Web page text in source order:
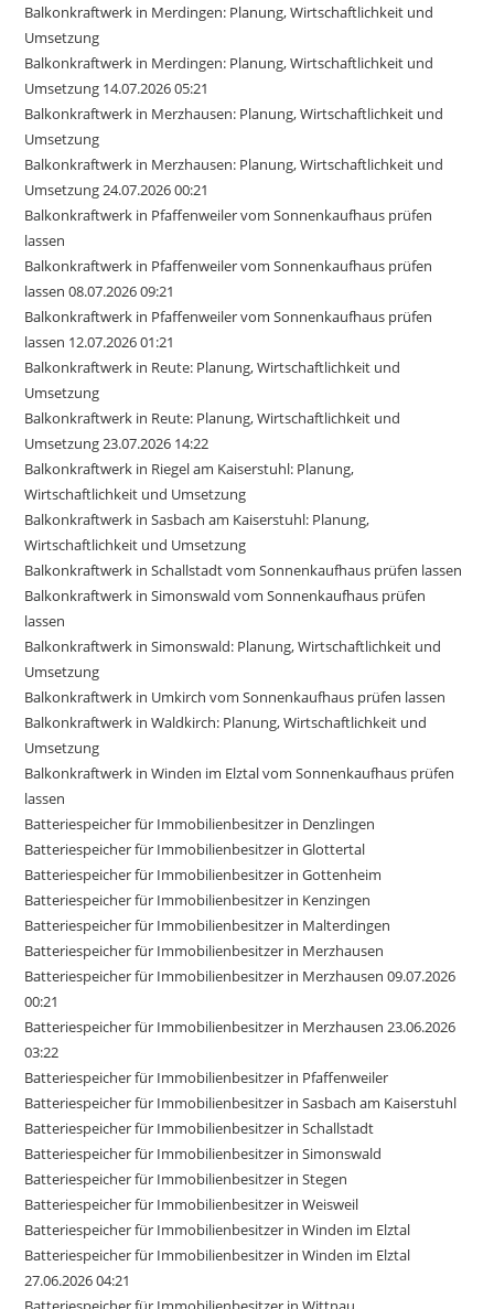
Balkonkraftwerk in Merdingen: Planung, Wirtschaftlichkeit und
Umsetzung
Balkonkraftwerk in Merdingen: Planung, Wirtschaftlichkeit und
Umsetzung 14.07.2026 05:21
Balkonkraftwerk in Merzhausen: Planung, Wirtschaftlichkeit und
Umsetzung
Balkonkraftwerk in Merzhausen: Planung, Wirtschaftlichkeit und
Umsetzung 24.07.2026 00:21
Balkonkraftwerk in Pfaffenweiler vom Sonnenkaufhaus prüfen
lassen
Balkonkraftwerk in Pfaffenweiler vom Sonnenkaufhaus prüfen
lassen 08.07.2026 09:21
Balkonkraftwerk in Pfaffenweiler vom Sonnenkaufhaus prüfen
lassen 12.07.2026 01:21
Balkonkraftwerk in Reute: Planung, Wirtschaftlichkeit und
Umsetzung
Balkonkraftwerk in Reute: Planung, Wirtschaftlichkeit und
Umsetzung 23.07.2026 14:22
Balkonkraftwerk in Riegel am Kaiserstuhl: Planung,
Wirtschaftlichkeit und Umsetzung
Balkonkraftwerk in Sasbach am Kaiserstuhl: Planung,
Wirtschaftlichkeit und Umsetzung
Balkonkraftwerk in Schallstadt vom Sonnenkaufhaus prüfen lassen
Balkonkraftwerk in Simonswald vom Sonnenkaufhaus prüfen
lassen
Balkonkraftwerk in Simonswald: Planung, Wirtschaftlichkeit und
Umsetzung
Balkonkraftwerk in Umkirch vom Sonnenkaufhaus prüfen lassen
Balkonkraftwerk in Waldkirch: Planung, Wirtschaftlichkeit und
Umsetzung
Balkonkraftwerk in Winden im Elztal vom Sonnenkaufhaus prüfen
lassen
Batteriespeicher für Immobilienbesitzer in Denzlingen
Batteriespeicher für Immobilienbesitzer in Glottertal
Batteriespeicher für Immobilienbesitzer in Gottenheim
Batteriespeicher für Immobilienbesitzer in Kenzingen
Batteriespeicher für Immobilienbesitzer in Malterdingen
Batteriespeicher für Immobilienbesitzer in Merzhausen
Batteriespeicher für Immobilienbesitzer in Merzhausen 09.07.2026
00:21
Batteriespeicher für Immobilienbesitzer in Merzhausen 23.06.2026
03:22
Batteriespeicher für Immobilienbesitzer in Pfaffenweiler
Batteriespeicher für Immobilienbesitzer in Sasbach am Kaiserstuhl
Batteriespeicher für Immobilienbesitzer in Schallstadt
Batteriespeicher für Immobilienbesitzer in Simonswald
Batteriespeicher für Immobilienbesitzer in Stegen
Batteriespeicher für Immobilienbesitzer in Weisweil
Batteriespeicher für Immobilienbesitzer in Winden im Elztal
Batteriespeicher für Immobilienbesitzer in Winden im Elztal
27.06.2026 04:21